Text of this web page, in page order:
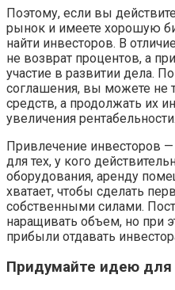
Поэтому, если вы
рынок и имеете хорошую
найти инвесторов. В
не возврат процентов, а
участие в развитии дела.
соглашения, вы можете не
средств, а продолжать их
увеличения рентабельности.
Привлечение инвесторов
для тех, у кого
оборудования, аренду
хватает, чтобы сделать
собственными силами.
наращивать объем, но при
прибыли отдавать
Придумайте идею для